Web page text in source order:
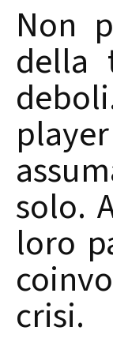
Non
della
solo.
loro
crisi.